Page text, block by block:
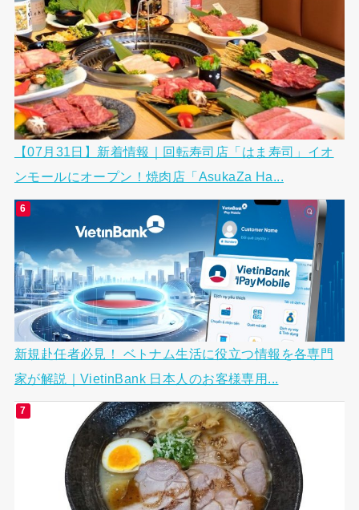
【07月31日】新着情報｜回転寿司店「はま寿司」イオ
ンモールにオープン！焼肉店「AsukaZa Ha...
新規赴任者必見！ ベトナム生活に役立つ情報を各専門
家が解説｜VietinBank 日本人のお客様専用...